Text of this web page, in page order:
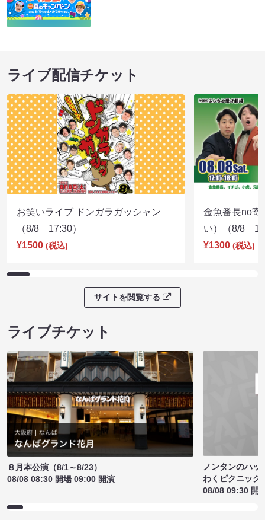
ライブ配信チケット
お笑いライブ ドンガラガッシャン
（8/8 17:30）
¥1500 (税込)
金魚番長no寄
い）（8/8
¥1300 (税込)
サイトを閲覧する
ライブチケット
８月本公演（8/1～8/23）
08/08 08:30 開場 09:00 開演
ノンタンのハッ
わくピクニック
08/08 09:30 開